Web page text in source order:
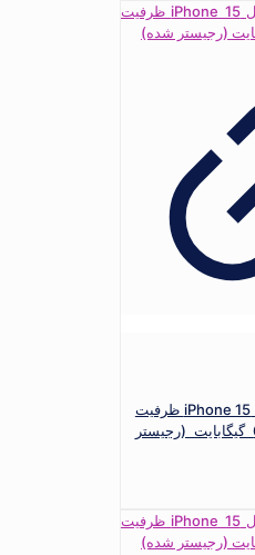
گوشی موبایل اپل مدل iPhone 15 ظرفیت
512 گیگابایت و رم 6 گیگابایت (رجیستر